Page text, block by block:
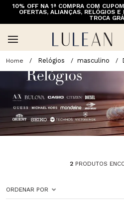
10% OFF NA 1ª COMPRA COM
OFERTAS, ALIANÇAS, RELÓGIOS
TROCA
Relógios masculino
2PRODUTOS
ORDENAR POR